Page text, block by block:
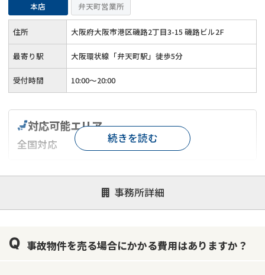
本店 弁天町営業所
住所 大阪府大阪市港区磯路2丁目3-15 磯路ビル2F
最寄り駅 大阪環状線「弁天町駅」徒歩5分
受付時間 10:00～20:00
事務所詳細
対応可能エリア
全国対応
対応が親身 オンライン面談可能
レスポンスが早い
1億円以上の買取可
続きを読む
事故物件を売る場合にかかる費用はありますか？